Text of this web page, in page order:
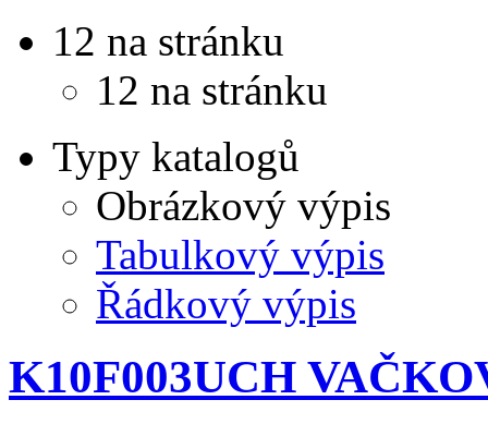
12 na stránku
12 na stránku
Typy katalogů
Obrázkový výpis
Tabulkový výpis
Řádkový výpis
K10F003UCH